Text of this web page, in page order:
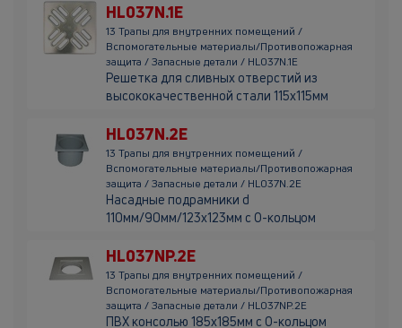
HL037N.1E
13 Трапы для внутренних помещений /
Вспомогательные материалы/Противопожарная
защита / Запасные детали / HL037N.1E
Решетка для сливных отверстий из
высококачественной стали 115х115мм
HL037N.2E
13 Трапы для внутренних помещений /
Вспомогательные материалы/Противопожарная
защита / Запасные детали / HL037N.2E
Насадные подрамники d
110мм/90мм/123х123мм с О-кольцом
HL037NP.2E
13 Трапы для внутренних помещений /
Вспомогательные материалы/Противопожарная
защита / Запасные детали / HL037NP.2E
ПВХ консолью 185х185мм с О-кольцом